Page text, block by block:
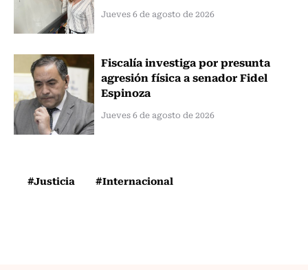
Jueves 6 de agosto de 2026
Fiscalía investiga por presunta
agresión física a senador Fidel
Espinoza
Jueves 6 de agosto de 2026
#Justicia #Internacional